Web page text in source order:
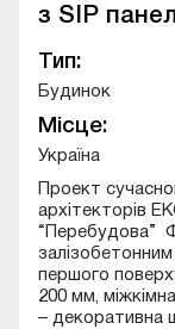
з SIP
Тип:
Будинок
Місце:
Україна
Проект
архітекторів
“Перебудова”
першого
200 мм,
– декоративна